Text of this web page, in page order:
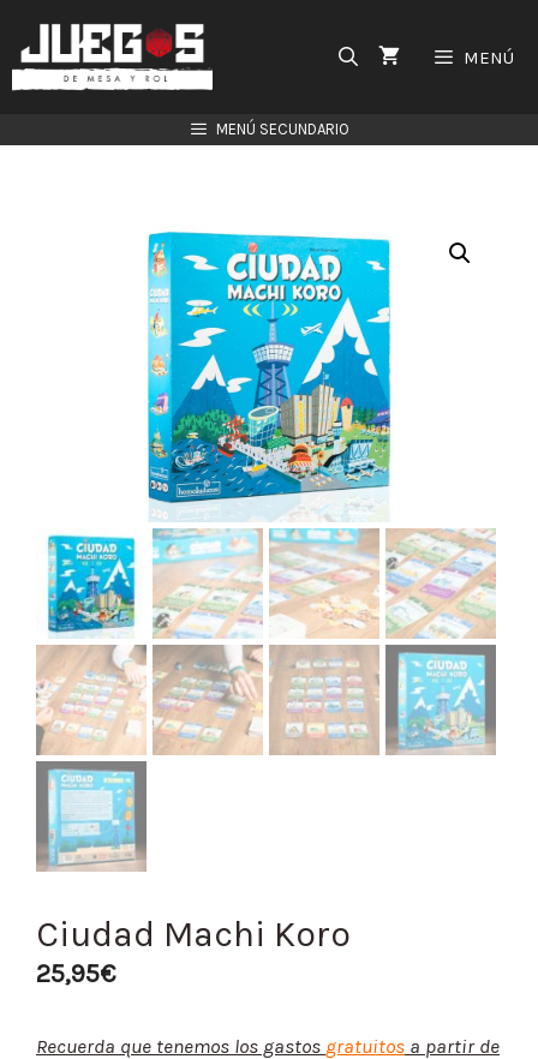
contenido
MENÚ
MENÚ SECUNDARIO
Ciudad Machi Koro
25,95€
Recuerda que tenemos los gastos gratuitos a partir de